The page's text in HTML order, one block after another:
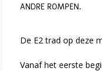
ANDRE ROMPEN.
De E2 trad op deze
Vanaf het eerste